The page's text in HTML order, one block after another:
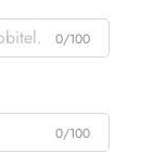
0/100
0/100